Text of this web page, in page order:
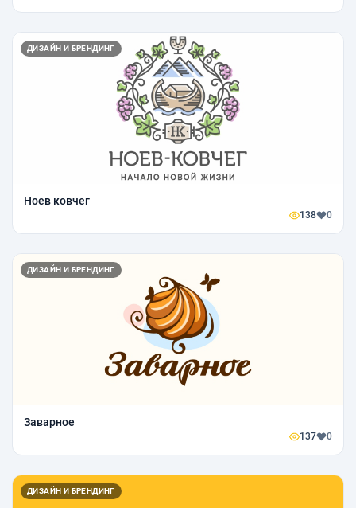
ДИЗАЙН И БРЕНДИНГ
Ноев ковчег
138 0
ДИЗАЙН И БРЕНДИНГ
Заварное
137 0
ДИЗАЙН И БРЕНДИНГ